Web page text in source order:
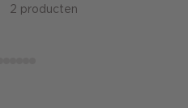
2 producten